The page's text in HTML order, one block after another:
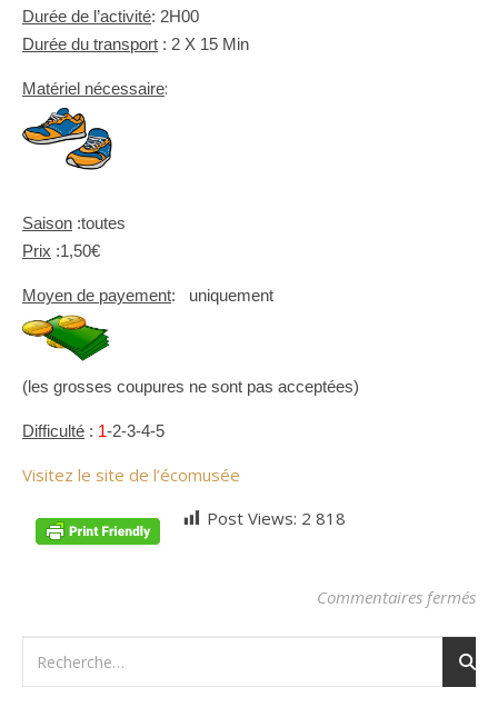
Durée de l’activité: 2H00
Durée du transport : 2 X 15 Min
Matériel nécessaire:
Saison :toutes
Prix :1,50€
Moyen de payement: uniquement
(les grosses coupures ne sont pas acceptées)
Difficulté : 1-2-3-4-5
Visitez le site de l’écomusée
Post Views: 2 818
Commentaires fermés